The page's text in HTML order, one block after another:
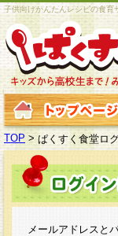
子供向けかんたんレシピの食育
TOP > ぱくすく食堂ロ
メールアドレスと